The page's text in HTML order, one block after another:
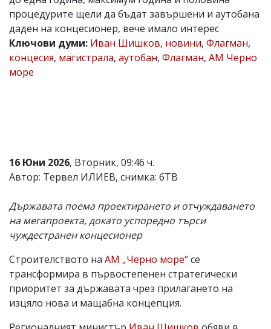
Коментарите
статиите
се
въвеждат
читателите
Ако
откриете
вас
коментар,
моля
сигнализирайте
процедурите щели да бъдат завършени и аутобана
даден на концесионер, вече имало интерес
Ключови думи: Иван Шишков, новини, Флагман,
концесия, магистрала, аутобан, Флагман, АМ Черно
море
16 Юни 2026, Вторник, 09:46 ч.
Автор: Тервел ИЛИЕВ, снимка: бТВ
Държавата поема проектирането и отчуждаването
на мегапроекта, докато успоредно търси
чуждестранен концесионер
Строителството на АМ „Черно море“се
трансформира в първостепенен стратегически
приоритет за държавата чрез прилагането на
изцяло нова и мащабна концепция.